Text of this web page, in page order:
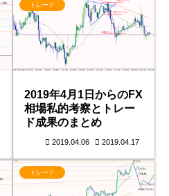
トレード
2019年4月1日からのFX
相場私的考察とトレー
ド成果のまとめ
2019.04.06 2019.04.17
トレード